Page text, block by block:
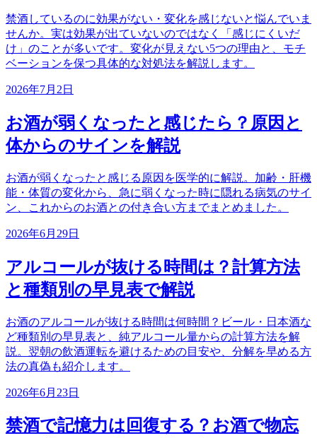
禁酒しているのに効果がない・変化を感じないと悩んでいま
せんか。実は効果が出ていないのではなく「感じにくいだ
け」のことが多いです。変化が見えない5つの理由と、モチ
ベーションを保つ具体的な対処法を解説します。
2026年7月2日
お酒が弱くなったと感じたら？原因と
体からのサインを解説
お酒が弱くなったと感じる原因を医学的に解説。加齢・肝機
能・体質の変化から、急に弱くなった時に隠れる病気のサイ
ン、これからのお酒との付き合い方までまとめました。
2026年6月29日
アルコールが抜ける時間は？計算方法
と種類別の早見表で解説
お酒のアルコールが抜ける時間は何時間？ビール・日本酒な
ど種類別の早見表と、純アルコール量からの計算方法を解
説。翌朝の飲酒運転を避けるための目安や、分解を早める方
法の真偽も紹介します。
2026年6月23日
禁酒で記憶力は回復する？お酒で物忘